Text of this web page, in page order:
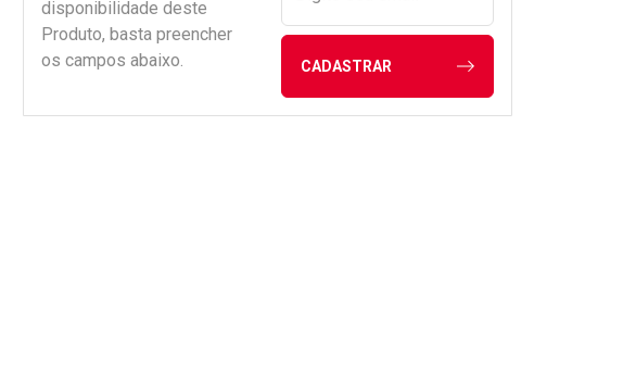
disponibilidade deste
Produto, basta preencher
os campos abaixo.
CADASTRAR